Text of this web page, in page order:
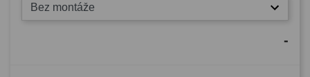
Bez montáže
-